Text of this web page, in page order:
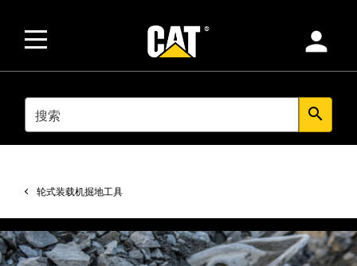
person
SEARCH search
轮式装载机掘地工具